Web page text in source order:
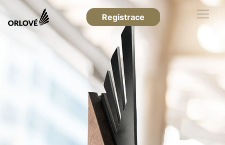
Registrace